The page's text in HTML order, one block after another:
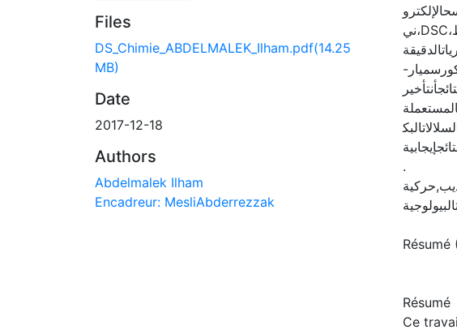
Files
DS_Chimie_ABDELMALEK_Ilham.pdf(14.25
MB)
Date
2017-12-18
Authors
Abdelmalek Ilham
Encadreur: MesliAbderrezzak
ني،DSC،حيودالأشعةالسينيةلدراسةتأثير شروط
كورسميار-
.
Résumé
Ce